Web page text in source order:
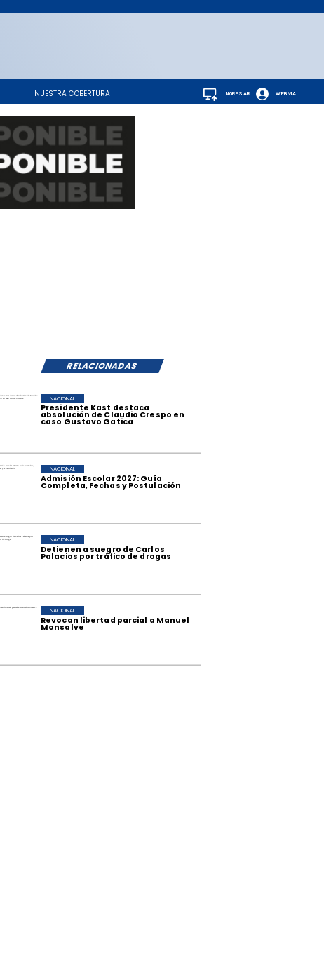
NUESTRA COBERTURA WEBMAIL
INGRESAR
RELACIONADAS
Presidente Kast destaca
absolución de Claudio Crespo en
caso Gustavo Gatica
NACIONAL
Admisión Escolar 2027: Guía
Completa, Fechas y Postulación
NACIONAL
Detienen a suegro de Carlos
Palacios por tráfico de drogas
NACIONAL
Revocan libertad parcial a Manuel
Monsalve
NACIONAL